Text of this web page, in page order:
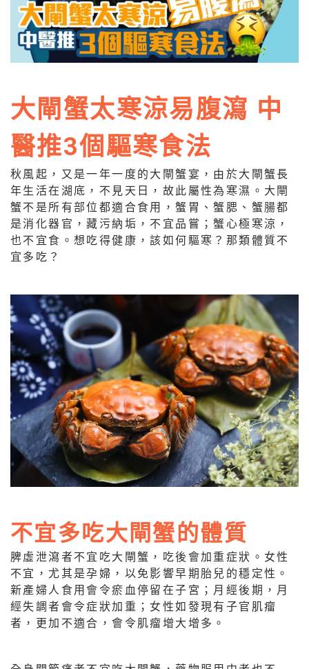
大閘蟹太寒涼易腹瀉 中
醫推3個驅寒食法
秋風起，又是一年一度的大閘蟹宴，由於大閘蟹長
年生活在湖底，不見天日，故此屬性為寒濕。大閘
蟹不是所有部位都適合食用，蟹胃、蟹腮、蟹腸都
是消化器官，藏污納垢，不宜品嘗；蟹心極寒涼，
也不宜食。想吃得健康，該如何驅寒？那類體質不
宜多吃？
不宜多吃大閘蟹的體質
脾虛泄瀉者不宜吃大閘蟹，吃後會加重症狀。女性
不宜，尤其是孕婦，以免影響早期胎兒的穩定性。
新產婦人食用會令瘀血停留在子宮；月經後期，月
經失調者會令症狀加重；女性如發現有子官肌瘤
者，更加不適合，會令肌瘤增大增多。